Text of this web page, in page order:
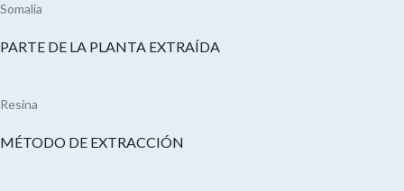
Somalia
PARTE DE LA PLANTA EXTRAÍDA
Resina
MÉTODO DE EXTRACCIÓN